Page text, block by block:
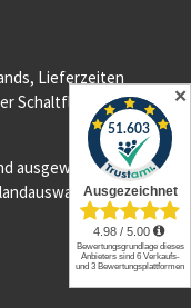
Lieferzeiten
Schaltfläche
ausgewiesen
im
✕